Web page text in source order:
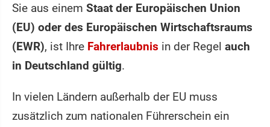
Sie aus einem Staat der Europäischen Union
(EU) oder des Europäischen Wirtschaftsraums
(EWR), ist Ihre Fahrerlaubnis in der Regel auch
in Deutschland gültig.
In vielen Ländern außerhalb der EU muss
zusätzlich zum nationalen Führerschein ein